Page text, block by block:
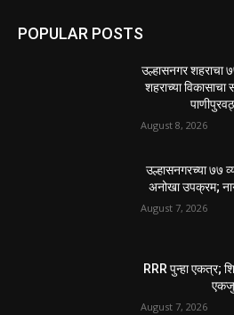
POPULAR POSTS
उल्हासनगर शहराचा
शहराच्या
August 8, 2026
उल्हासनगरच्या ७७
अनोखा उपक्रम;
August 7, 2026
RRR पुन्हा एकत्र;
August 7, 2026